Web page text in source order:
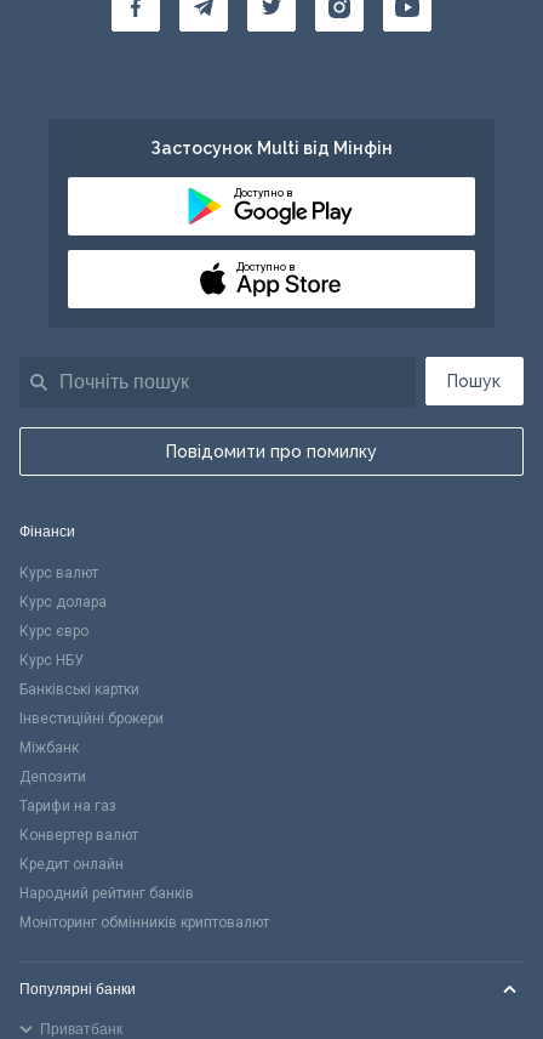
Пошук
Повідомити про помилку
Застосунок Multi від Мінфін
Доступно в
Доступно в
Фінанси
Курс валют
Курс долара
Курс євро
Курс НБУ
Банківські картки
Інвестиційні брокери
Міжбанк
Депозити
Тарифи на газ
Конвертер валют
Кредит онлайн
Народний рейтинг банків
Моніторинг обмінників криптовалют
Популярні банки
Приватбанк